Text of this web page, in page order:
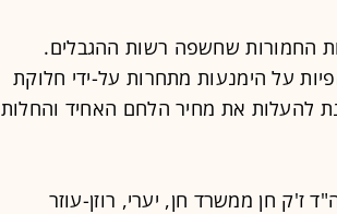
שחשפה רשות ההגבלים.
על הימנעות מתחרות על-ידי חלוקת
להעלות את מחיר הלחם האחיד והחלות
ז'ק חן ממשרד חן, יערי, רוזן-עוזר